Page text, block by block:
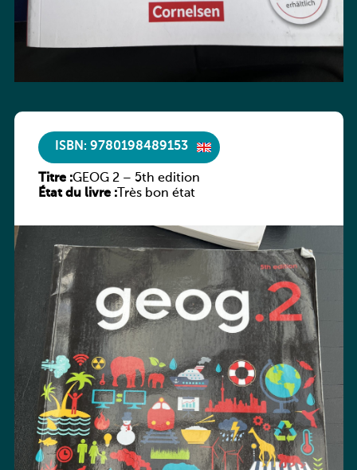
ISBN: 9780198489153
Titre :GEOG 2 – 5th edition
État du livre :Très bon état